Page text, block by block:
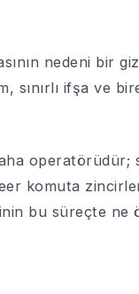
nedeni bir
sınırlı ifşa ve
operatörüdür;
komuta
bu süreçte ne